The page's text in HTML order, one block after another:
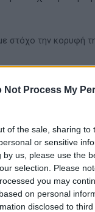
Not Process My
of the sale, sharing to
or sensitive
by us, please use the
selection. Please
you may
on personal
disclosed to
στόχο την κορυφή
ό,τι
Εθνική
με 74-65